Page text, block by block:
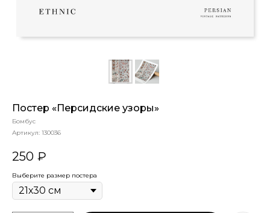
Постер «Персидские узоры»
Бомбус
Артикул: 130036
250 ₽
Выберите размер постера